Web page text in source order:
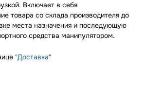
Включает в себя
товара со склада производителя до
места назначения и последующую
средства манипулятором.
"Доставка"